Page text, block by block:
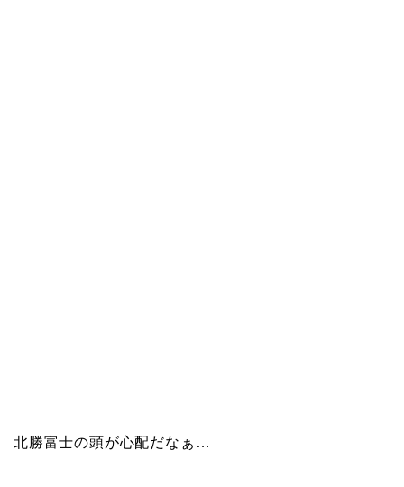
北勝富士の頭が心配だなぁ…